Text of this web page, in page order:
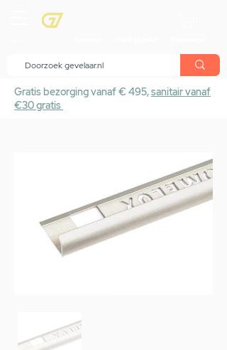
Gratis bezorging vanaf € 495,sanitair vanaf
€30 gratis